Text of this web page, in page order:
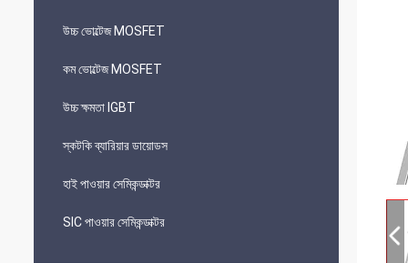
উচ্চ ভোল্টেজ MOSFET
কম ভোল্টেজ MOSFET
উচ্চ ক্ষমতা IGBT
স্কটকি ব্যারিয়ার ডায়োডস
হাই পাওয়ার সেমিকন্ডাক্টর
SIC পাওয়ার সেমিকন্ডাক্টর